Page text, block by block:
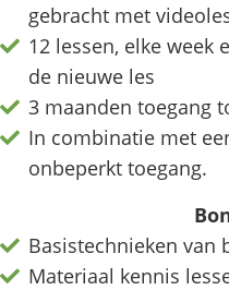
gebracht met
12 lessen, elke week
de nieuwe les
3 maanden toegang
In combinatie met
onbeperkt toegang.
Basistechnieken van
Materiaal kennis